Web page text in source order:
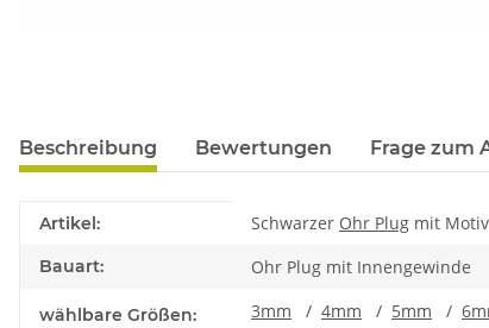
Beschreibung Bewertungen Frage zum
Produkteigenschaft
Wert
Artikel: Schwarzer Ohr Plug mit
Bauart: Ohr Plug mit Innengewinde
wählbare Größen: 3mm / 4mm / 5mm /